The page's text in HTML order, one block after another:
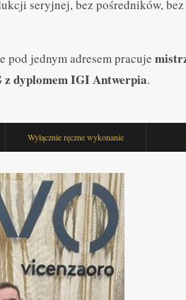
seryjnej, bez pośredników,
pod jednym adresem pracuje
z dyplomem IGI Antwerpia.
Wyłącznie ręczne wykonanie